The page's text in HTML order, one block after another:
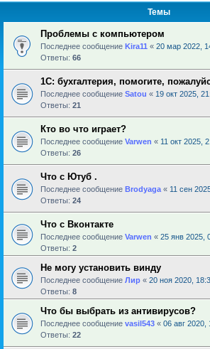
Темы
Проблемы с компьютером
Последнее сообщение Kira11 « 20 мар 2022,
Ответы: 66
1С: бухгалтерия, помогите,
Последнее сообщение Satou « 19 окт 2025,
Ответы: 21
Кто во что играет?
Последнее сообщение Varwen « 11 окт 2025,
Ответы: 26
Что с Ютуб .
Последнее сообщение Brodyaga « 11 сен
Ответы: 24
Что с Вконтакте
Последнее сообщение Varwen « 25 янв 2025,
Ответы: 2
Не могу установить винду
Последнее сообщение Лир « 20 ноя 2020,
Ответы: 8
Что бы выбрать из антивирусов?
Последнее сообщение vasil543 « 06 авг 2020,
Ответы: 22